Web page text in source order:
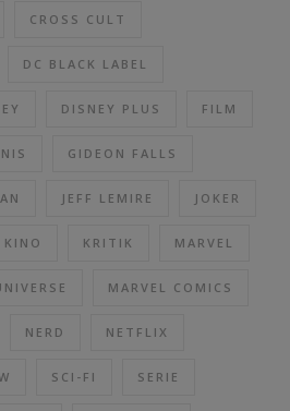
CROSS CULT
DC BLACK LABEL
DISNEY PLUS FILM
GIDEON FALLS
JEFF LEMIRE JOKER
KINO KRITIK MARVEL
MARVEL COMICS
NERD NETFLIX
SCI-FI SERIE